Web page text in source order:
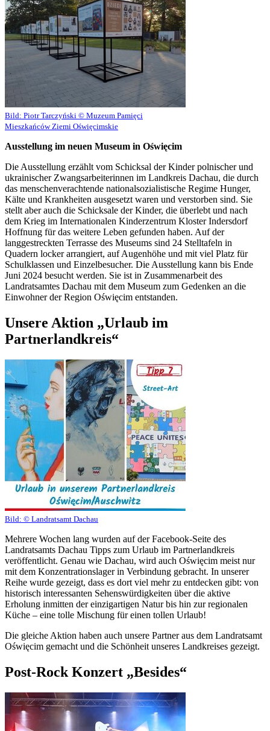
Bild: Piotr Tarczyński © Muzeum Pamięci
Mieszkańców Ziemi Oświęcimskie
Ausstellung im neuen Museum in Oświęcim
Die Ausstellung erzählt vom Schicksal der Kinder polnischer und
ukrainischer Zwangsarbeiterinnen im Landkreis Dachau, die durch
das menschenverachtende nationalsozialistische Regime Hunger,
Kälte und Krankheiten ausgesetzt waren und verstorben sind. Sie
stellt aber auch die Schicksale der Kinder, die überlebt und nach
dem Krieg im Internationalen Kinderzentrum Kloster Indersdorf
Hoffnung für das weitere Leben gefunden haben. Auf der
langgestreckten Terrasse des Museums sind 24 Stelltafeln in
Quadern locker arrangiert, auf Augenhöhe und mit viel Platz für
Schulklassen und Einzelbesucher. Die Ausstellung kann bis Ende
Juni 2024 besucht werden. Sie ist in Zusammenarbeit des
Landratsamtes Dachau mit dem Museum zum Gedenken an die
Einwohner der Region Oświęcim entstanden.
Unsere Aktion „Urlaub im
Partnerlandkreis“
Bild: © Landratsamt Dachau
Mehrere Wochen lang wurden auf der Facebook-Seite des
Landratsamts Dachau Tipps zum Urlaub im Partnerlandkreis
veröffentlicht. Genau wie Dachau, wird auch Oświęcim meist nur
mit dem Konzentrationslager in Verbindung gebracht. In unserer
Reihe wurde gezeigt, dass es dort viel mehr zu entdecken gibt: von
historisch interessanten Sehenswürdigkeiten über die aktive
Erholung inmitten der einzigartigen Natur bis hin zur regionalen
Küche – eine tolle Mischung für einen tollen Urlaub!
Die gleiche Aktion haben auch unsere Partner aus dem Landratsamt
Oświęcim gemacht und die Schönheit unseres Landkreises gezeigt.
Post-Rock Konzert „Besides“